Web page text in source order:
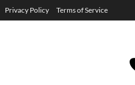
Privacy Policy Terms of Service